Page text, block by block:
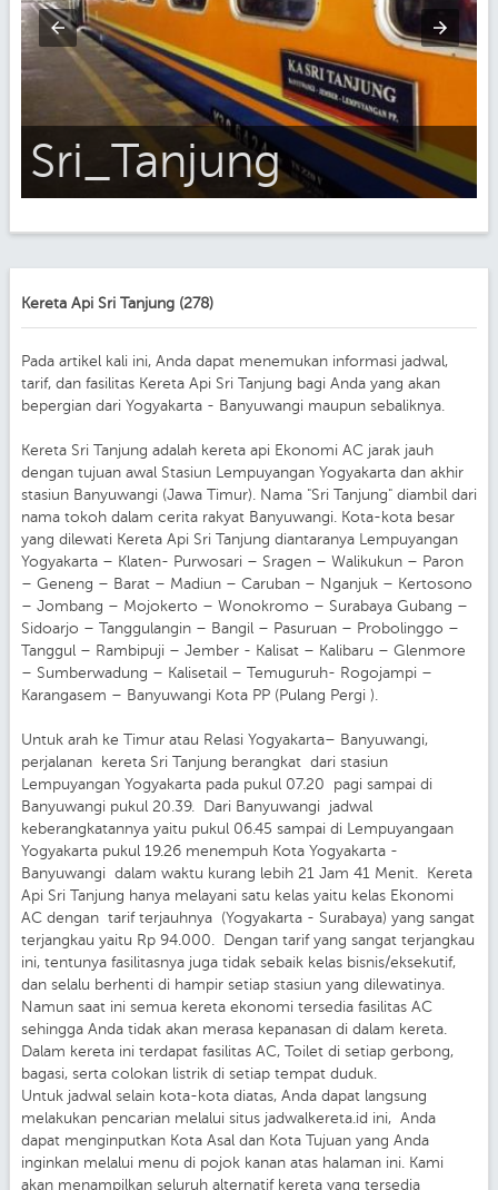
Sri_Tanjung
Kereta Api Sri Tanjung (278)
Pada artikel kali ini, Anda dapat menemukan informasi jadwal,
tarif, dan fasilitas Kereta Api Sri Tanjung bagi Anda yang akan
bepergian dari Yogyakarta - Banyuwangi maupun sebaliknya.
Kereta Sri Tanjung adalah kereta api Ekonomi AC jarak jauh
dengan tujuan awal Stasiun Lempuyangan Yogyakarta dan akhir
stasiun Banyuwangi (Jawa Timur). Nama "Sri Tanjung" diambil dari
nama tokoh dalam cerita rakyat Banyuwangi. Kota-kota besar
yang dilewati Kereta Api Sri Tanjung diantaranya Lempuyangan
Yogyakarta – Klaten- Purwosari – Sragen – Walikukun – Paron
– Geneng – Barat – Madiun – Caruban – Nganjuk – Kertosono
– Jombang – Mojokerto – Wonokromo – Surabaya Gubang –
Sidoarjo – Tanggulangin – Bangil – Pasuruan – Probolinggo –
Tanggul – Rambipuji – Jember - Kalisat – Kalibaru – Glenmore
– Sumberwadung – Kalisetail – Temuguruh- Rogojampi –
Karangasem – Banyuwangi Kota PP (Pulang Pergi ).
Untuk arah ke Timur atau Relasi Yogyakarta– Banyuwangi,
perjalanan kereta Sri Tanjung berangkat dari stasiun
Lempuyangan Yogyakarta pada pukul 07.20 pagi sampai di
Banyuwangi pukul 20.39. Dari Banyuwangi jadwal
keberangkatannya yaitu pukul 06.45 sampai di Lempuyangaan
Yogyakarta pukul 19.26 menempuh Kota Yogyakarta -
Banyuwangi dalam waktu kurang lebih 21 Jam 41 Menit. Kereta
Api Sri Tanjung hanya melayani satu kelas yaitu kelas Ekonomi
AC dengan tarif terjauhnya (Yogyakarta - Surabaya) yang sangat
terjangkau yaitu Rp 94.000. Dengan tarif yang sangat terjangkau
ini, tentunya fasilitasnya juga tidak sebaik kelas bisnis/eksekutif,
dan selalu berhenti di hampir setiap stasiun yang dilewatinya.
Namun saat ini semua kereta ekonomi tersedia fasilitas AC
sehingga Anda tidak akan merasa kepanasan di dalam kereta.
Dalam kereta ini terdapat fasilitas AC, Toilet di setiap gerbong,
bagasi, serta colokan listrik di setiap tempat duduk.
Untuk jadwal selain kota-kota diatas, Anda dapat langsung
melakukan pencarian melalui situs jadwalkereta.id ini, Anda
dapat menginputkan Kota Asal dan Kota Tujuan yang Anda
inginkan melalui menu di pojok kanan atas halaman ini. Kami
akan menampilkan seluruh alternatif kereta yang tersedia